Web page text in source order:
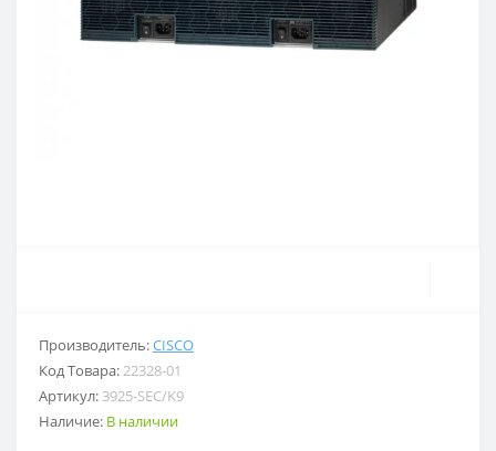
Производитель:CISCO
Код Товара:22328-01
Артикул: 3925-SEC/K9
Наличие: В наличии